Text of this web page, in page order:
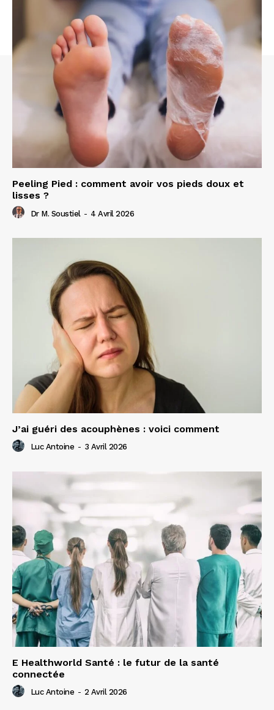
Peeling Pied : comment avoir vos pieds doux et
lisses ?
Dr M. Soustiel - 4 Avril 2026
J’ai guéri des acouphènes : voici comment
Luc Antoine - 3 Avril 2026
E Healthworld Santé : le futur de la santé
connectée
Luc Antoine - 2 Avril 2026